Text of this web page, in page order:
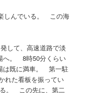
しんでいる。 この海
して、高速道路で淡
へ。 8時50分くらい
は既に満車。 第一駐
れた看板を振ってい
。 この先に、第二